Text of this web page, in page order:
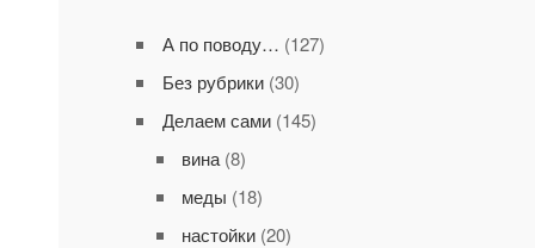
А по поводу… (127)
Без рубрики(30)
Делаем сами(145)
вина(8)
меды (18)
настойки(20)